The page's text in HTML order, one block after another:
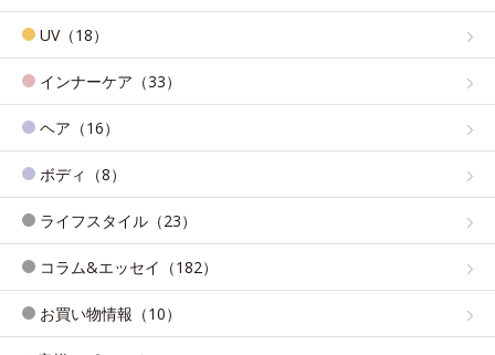
UV（18）
インナーケア（33）
ヘア（16）
ボディ（8）
ライフスタイル（23）
コラム&エッセイ（182）
お買い物情報（10）